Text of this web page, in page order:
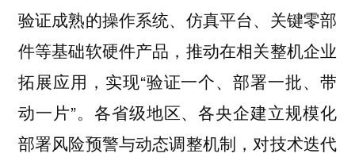
验证成熟的操作系统、仿真平台、关键零部
件等基础软硬件产品，推动在相关整机企业
拓展应用，实现“验证一个、部署一批、带
动一片”。各省级地区、各央企建立规模化
部署风险预警与动态调整机制，对技术迭代